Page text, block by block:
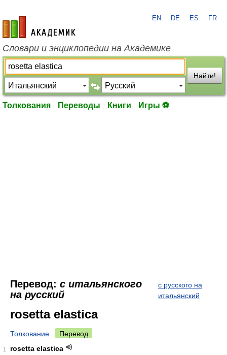
academic.ru
EN DE ES FR
Словари и энциклопедии на Академике
Найти!
Толкования Переводы Книги Игры ⚽
Перевод: с итальянского
на русский
с русского на
итальянский
rosetta elastica
Толкование Перевод
1
rosetta elastica